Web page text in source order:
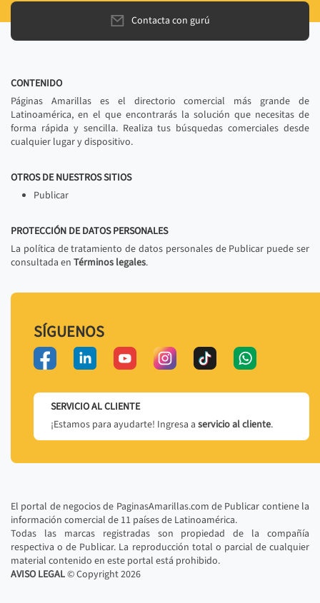
Contacta con gurú
CONTENIDO
Páginas Amarillas es el directorio comercial más grande de
Latinoamérica, en el que encontrarás la solución que necesitas de
forma rápida y sencilla. Realiza tus búsquedas comerciales desde
cualquier lugar y dispositivo.
OTROS DE NUESTROS SITIOS
Publicar
PROTECCIÓN DE DATOS PERSONALES
La política de tratamiento de datos personales de Publicar puede ser
consultada en Términos legales.
SÍGUENOS
SERVICIO AL CLIENTE
¡Estamos para ayudarte! Ingresa a servicio al cliente.
El portal de negocios de PaginasAmarillas.com de Publicar contiene la
información comercial de 11 países de Latinoamérica.
Todas las marcas registradas son propiedad de la compañía
respectiva o de Publicar. La reproducción total o parcial de cualquier
material contenido en este portal está prohibido.
AVISO LEGAL© Copyright2026